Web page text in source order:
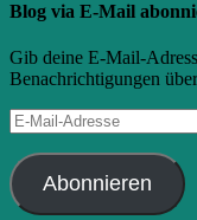
Blog via E-Mail
Gib deine E-Mail-
Benachrichtigungen
E-
Mail-
Adresse
Abonnieren